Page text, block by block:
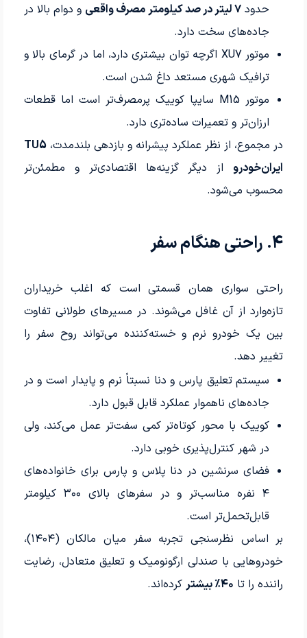
حدود ۷ لیتر در صد کیلومتر مصرف واقعی
و دوام بالا در
جاده‌های سخت دارد.
موتور XU7 اگرچه توان بیشتری دارد، اما در گرمای بالا و
ترافیک شهری مستعد داغ شدن است.
موتور M15 سایپا کوییک پرمصرف‌تر است اما قطعات
ارزان‌تر و تعمیرات ساده‌تری دارد.
در مجموع، از نظر عملکرد پیشرانه و بازدهی بلندمدت،TU5
ایران‌خودرو از دیگر گزینه‌ها اقتصادی‌تر و مطمئن‌تر
محسوب می‌شود.
۴. راحتی هنگام سفر
راحتی سواری همان قسمتی است که اغلب خریداران
تازه‌وارد از آن غافل می‌شوند. در مسیرهای طولانی تفاوت
بین یک خودرو نرم و خسته‌کننده می‌تواند روح سفر را
تغییر دهد.
سیستم تعلیق پارس و دنا نسبتاً نرم و پایدار است و در
جاده‌های ناهموار عملکرد قابل قبول دارد.
کوییک با محور کوتاه‌تر کمی سفت‌تر عمل می‌کند، ولی
در شهر کنترل‌پذیری خوبی دارد.
فضای سرنشین در دنا پلاس و پارس برای خانواده‌های
۴ نفره مناسب‌تر و در سفرهای بالای ۳۰۰ کیلومتر
قابل‌تحمل‌تر است.
بر اساس نظرسنجی تجربه سفر میان مالکان (۱۴۰۴)،
خودروهایی با صندلی ارگونومیک و تعلیق متعادل، رضایت
راننده را تا ۴۰٪ بیشتر کرده‌اند.